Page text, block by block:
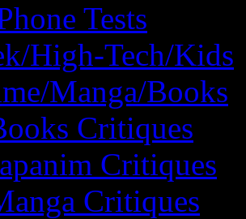
Tests
High-Tech/Kids
Manga/Books
Critiques
Critiques
Critiques